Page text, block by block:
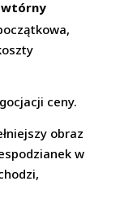
wtórny
ceny.
obraz
w